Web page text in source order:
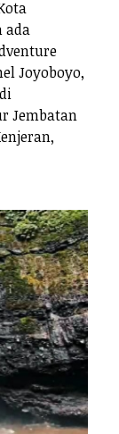
ada
Joyoboyo,
Jembatan